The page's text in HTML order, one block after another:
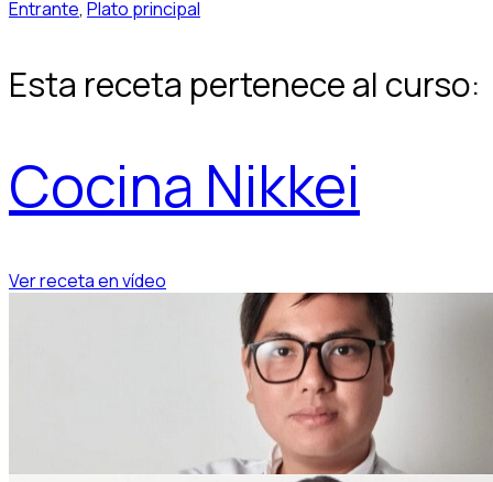
Entrante, Plato principal
Esta receta pertenece al curso:
Cocina Nikkei
Ver receta en vídeo